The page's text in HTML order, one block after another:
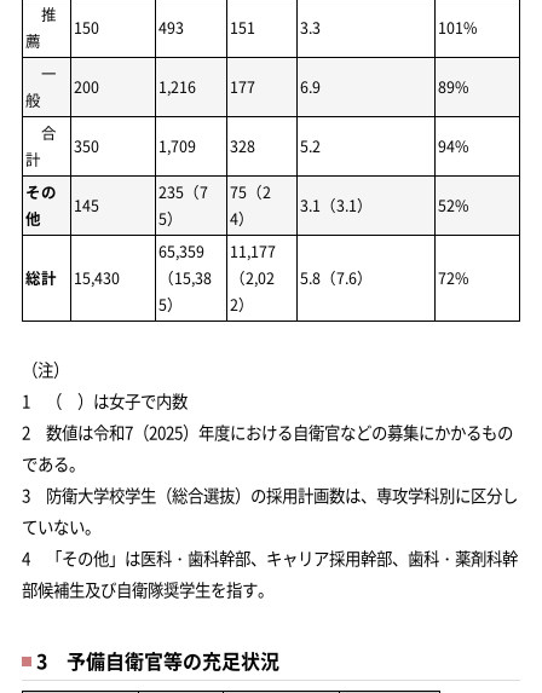
推
薦
150 493 151 3.3
101%
一
般
200 1,216 177 6.9
89%
合
計
350 1,709 328 5.2
94%
その
他
145
235（7
5）
75（2
4）
3.1（3.1） 52%
総計 15,430
65,359
（15,38
5）
11,177
（2,02
2）
5.8（7.6） 72%
（注）
1 （ ）は女子で内数
2 数値は令和7（2025）年度における自衛官などの募集にかかるもの
である。
3 防衛大学校学生（総合選抜）の採用計画数は、専攻学科別に区分し
ていない。
4 「その他」は医科・歯科幹部、キャリア採用幹部、歯科・薬剤科幹
部候補生及び自衛隊奨学生を指す。
3 予備自衛官等の充足状況